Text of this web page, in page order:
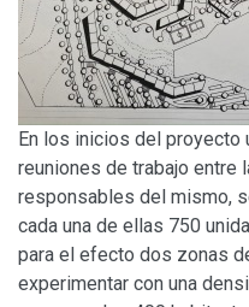
En los inicios del proyecto
reuniones de trabajo entre
responsables del mismo,
cada una de ellas 750
para el efecto dos zonas
experimentar con una